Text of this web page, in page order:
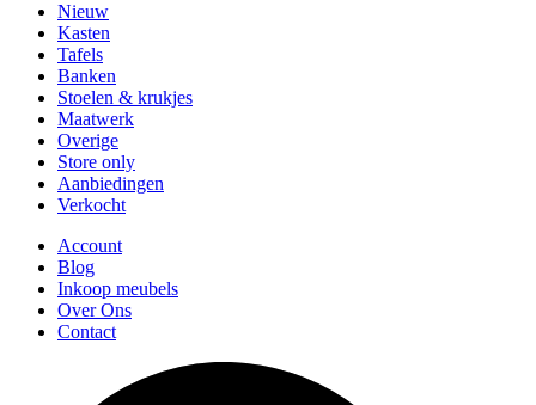
Nieuw
Kasten
Tafels
Banken
Stoelen & krukjes
Maatwerk
Overige
Store only
Aanbiedingen
Verkocht
Account
Blog
Inkoop meubels
Over Ons
Contact